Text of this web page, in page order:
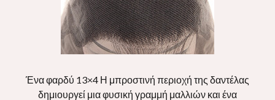
Ένα φαρδύ 13×4 Η μπροστινή περιοχή της δαντέλας
δημιουργεί μια φυσική γραμμή μαλλιών και ένα